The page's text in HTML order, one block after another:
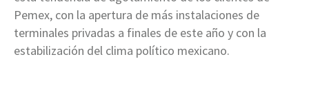
Pemex, con la apertura de más instalaciones de
terminales privadas a finales de este año y con la
estabilización del clima político mexicano.